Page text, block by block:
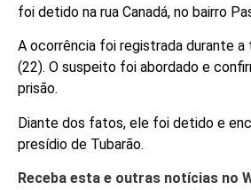
foi detido na rua Canadá, no bairro
A ocorrência foi registrada durante
(22). O suspeito foi abordado e
prisão.
Diante dos fatos, ele foi detido e
presídio de Tubarão.
Receba esta e outras notícias no